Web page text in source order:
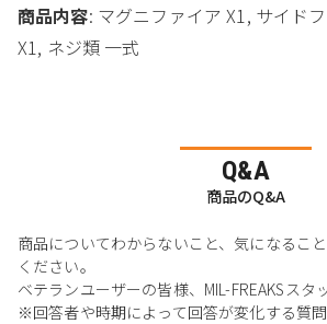
商品内容: マグニファイア X1, サイド
X1, ネジ類 一式
Q&A
商品のQ&A
商品についてわからないこと、気になるこ
ください。
ベテランユーザーの皆様、MIL-FREAKSスタ
※回答者や時期によって回答が変化する質問